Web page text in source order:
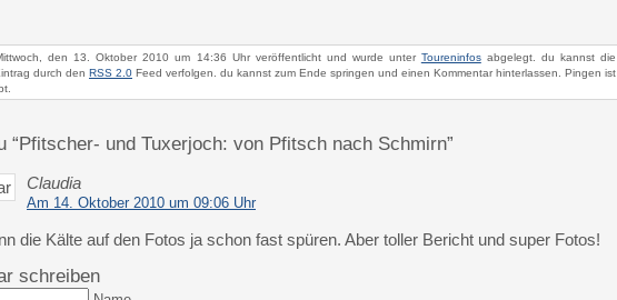
den 13. Oktober 2010 um 14:36 Uhr veröffentlicht und wurde unter Toureninfosabgelegt. du kannst die
durch den RSS 2.0 Feed verfolgen. du kannst zum Ende springen und einen Kommentar hinterlassen. Pingen ist
“Pfitscher- und Tuxerjoch: von Pfitsch nach Schmirn”
Claudia
Am 14. Oktober 2010 um 09:06 Uhr
die Kälte auf den Fotos ja schon fast spüren. Aber toller Bericht und super Fotos!
schreiben